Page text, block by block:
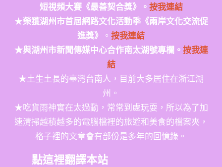
短視頻大賽《最善契合獎》。 按我連結
★榮獲湖州市首屆網路文化活動季《兩岸文化交流促
進獎》
。 按我連結
★與湖州市新聞傳媒中心合作南太湖號專欄。 按我連
結
★土生土長的臺灣台南人，目前大多居住在浙江湖
州。
★吃貨雨神實在太過動，常常到處玩耍，所以為了加
速清掃越積越多的電腦檔裡的旅遊和美食的檔案夾，
格子裡的文章會有部份是多年的回憶錄。
點這裡翻譯本站